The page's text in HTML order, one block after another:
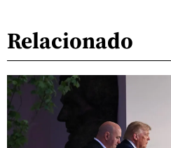
Relacionado